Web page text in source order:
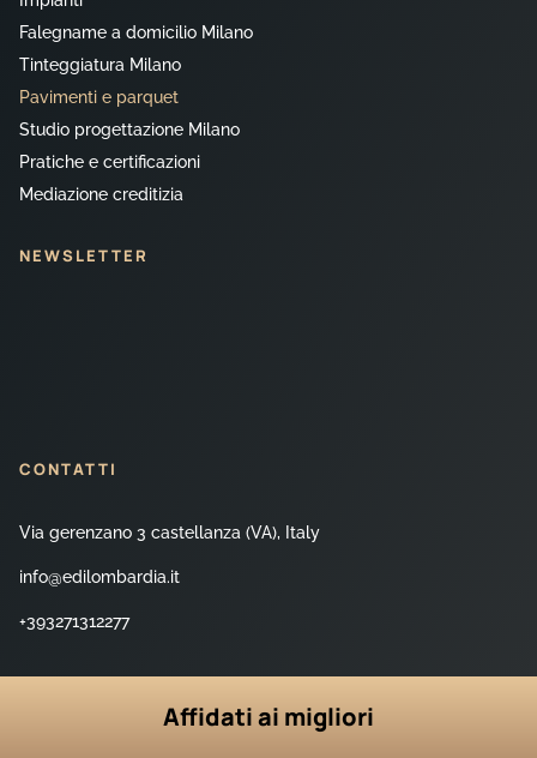
Affidati ai migliori
Falegname a domicilio Milano
Tinteggiatura Milano
Pavimenti e parquet
Studio progettazione Milano
Pratiche e certificazioni
Mediazione creditizia
NEWSLETTER
CONTATTI
Via gerenzano 3 castellanza (VA), Italy
info@edilombardia.it
+393271312277
© 2026© Copyright | Edil Lombardia | CREATED WITH LOVE BY CREATIVE-
MAX